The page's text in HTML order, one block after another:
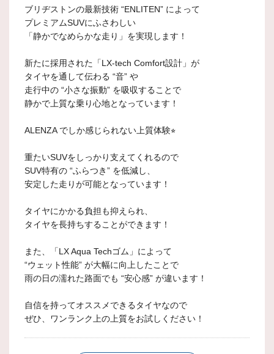
ブリヂストンの最新技術 “ENLITEN” によって
プレミアムSUVにふさわしい
「静かでなめらかな走り」を実現します！
新たに採用された「LX-tech Comfort設計」が
タイヤを通して伝わる “音” や
走行中の “小さな振動” を吸収することで
静かで上質な乗り心地となっています！
ALENZA でしか感じられない上質体験⭐︎
重たいSUVをしっかり支えてくれるので
SUV特有の “ふらつき” を低減し、
安定した走りが可能となっています！
タイヤにかかる負担も抑えられ、
タイヤを長持ちすることができます！
また、「LX Aqua Techゴム」によって
“ウェット性能” が大幅に向上したことで
雨の日の濡れた路面でも “安心感” が違います！
自信を持ってオススメできるタイヤなので
ぜひ、ワンランク上の上質をお試しください！